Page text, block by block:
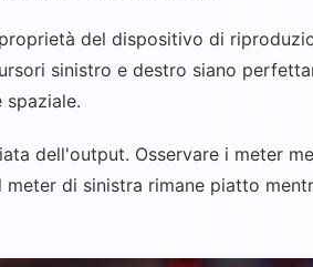
del dispositivo di
sinistro e destro siano
dell'output. Osservare i meter
di sinistra rimane piatto